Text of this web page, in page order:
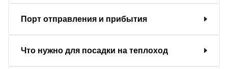
Порт отправления и прибытия
Что нужно для посадки на теплоход